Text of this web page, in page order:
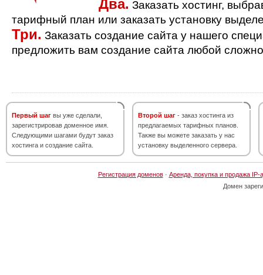
Два. Заказать хостинг,
тарифный план или заказать установку
Три. Заказать создание сайта у нашего
предложить вам создание сайта любой
Первый шаг вы уже сделали,
зарегистрировав доменное имя.
Следующими шагами будут заказ
хостинга и создание сайта.
Второй шаг - заказ хостинга из
предлагаемых тарифных планов.
Также вы можете заказать у нас
установку выделенного сервера.
Регистрация доменов· Аренда, покупка и продажа IP-
Домен